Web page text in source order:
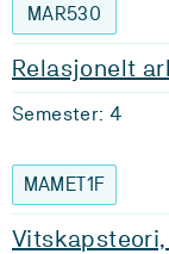
MAR530
Relasjonelt
Semester: 4
MAMET1F